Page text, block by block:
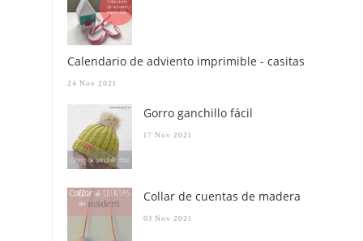
Calendario de adviento imprimible - casitas
24 Nov 2021
Gorro ganchillo fácil
17 Nov 2021
Collar de cuentas de madera
03 Nov 2021